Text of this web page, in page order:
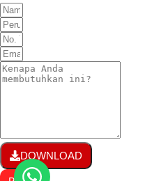
DOWNLOAD